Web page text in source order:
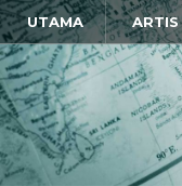
UTAMA ARTIS